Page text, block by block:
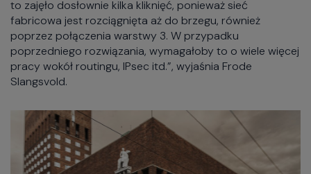
to zajęło dosłownie kilka kliknięć, ponieważ sieć
fabricowa jest rozciągnięta aż do brzegu, również
poprzez połączenia warstwy 3. W przypadku
poprzedniego rozwiązania, wymagałoby to o wiele więcej
pracy wokół routingu, IPsec itd.”, wyjaśnia Frode
Slangsvold.